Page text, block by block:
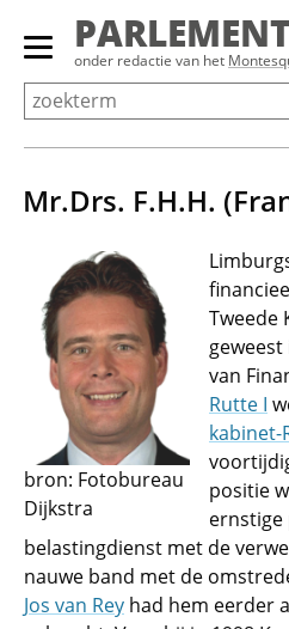
Overslaan
Primair
menu
tonen/verbergen
PARLEMENT
onder redactie van het
Mr.Drs. F.H.H.
bron: Fotobureau
Dijkstra
Tweede
van
Rutte I
kabinet-
positie
belastingdienst met de
nauwe band met de
Jos van Rey had hem eerder